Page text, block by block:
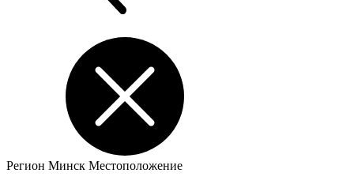
Регион Минск Местоположение